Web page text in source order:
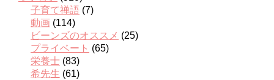
子育て禅語 (7)
動画 (114)
ビーンズのオススメ (25)
プライベート (65)
栄養士 (83)
希先生 (61)